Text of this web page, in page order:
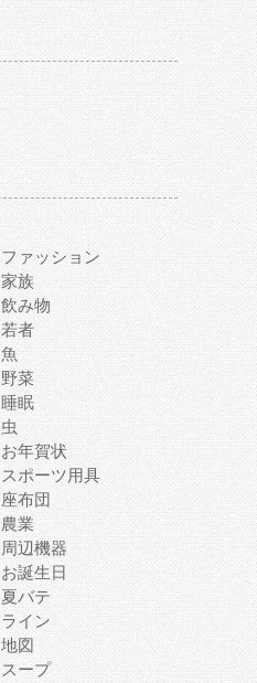
ファッション
家族
飲み物
若者
魚
野菜
睡眠
虫
お年賀状
スポーツ用具
座布団
農業
周辺機器
お誕生日
夏バテ
ライン
地図
スープ